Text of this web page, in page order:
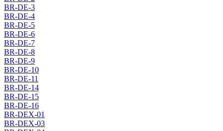
BR-DE-3
BR-DE-4
BR-DE-5
BR-DE-6
BR-DE-7
BR-DE-8
BR-DE-9
BR-DE-10
BR-DE-11
BR-DE-14
BR-DE-15
BR-DE-16
BR-DEX-01
BR-DEX-03